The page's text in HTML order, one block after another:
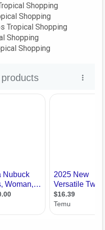
Shopping
Shopping
Tropical Shopping
Shopping
Shopping